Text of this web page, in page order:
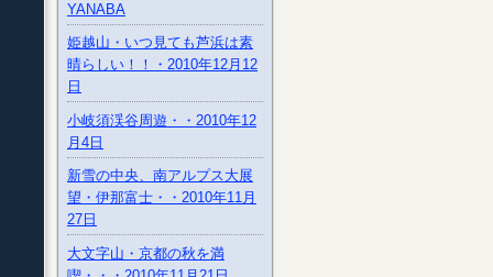
YANABA
姫越山・いつ見ても芦浜は素
晴らしい！！・2010年12月12
日
小岐須渓谷周遊・・2010年12
月4日
新雪の中央、南アルプス大展
望・伊那富士・・2010年11月
27日
大文字山・京都の秋を満